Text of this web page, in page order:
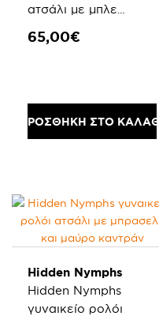
ατσάλι με μπλε
65,00€
ΠΡΟΣΘΗΚΗ ΣΤΟ ΚΑΛΑΘΙ
Hidden Nymphs
Hidden Nymphs
γυναικείο ρολόι